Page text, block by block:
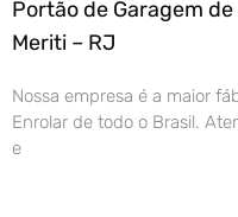
Portão de Garagem
Meriti – RJ
Nossa empresa é a maior
Enrolar de todo o Brasil.
e